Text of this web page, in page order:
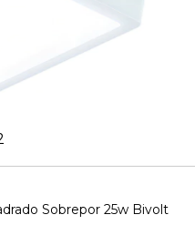
Sobrepor 25w Bivolt